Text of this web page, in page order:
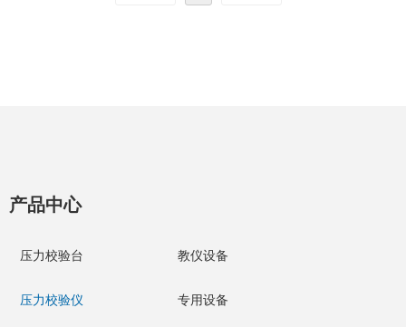
产品中心
压力校验台
压力校验仪
教仪设备
专用设备